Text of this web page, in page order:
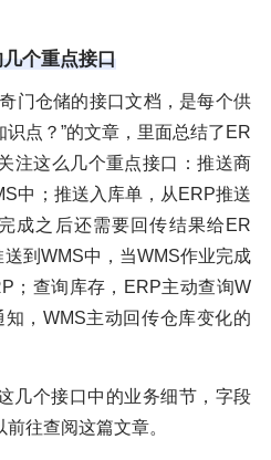
个重点接口
门仓储的接口文档，是每个供
点？”的文章，里面总结了ER
注这么几个重点接口：推送商
中；推送入库单，从ERP推送
成之后还需要回传结果给ER
到WMS中，当WMS作业完成
；查询库存，ERP主动查询W
，WMS主动回传仓库变化的
几个接口中的业务细节，字段
往查阅这篇文章。